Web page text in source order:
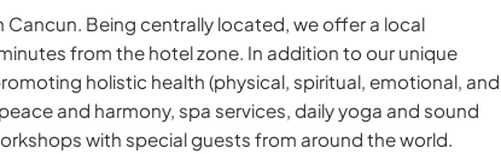
Cancun. Being centrally located, we offer a local
from the hotel zone. In addition to our unique
holistic health (physical, spiritual, emotional, and
and harmony, spa services, daily yoga and sound
with special guests from around the world.